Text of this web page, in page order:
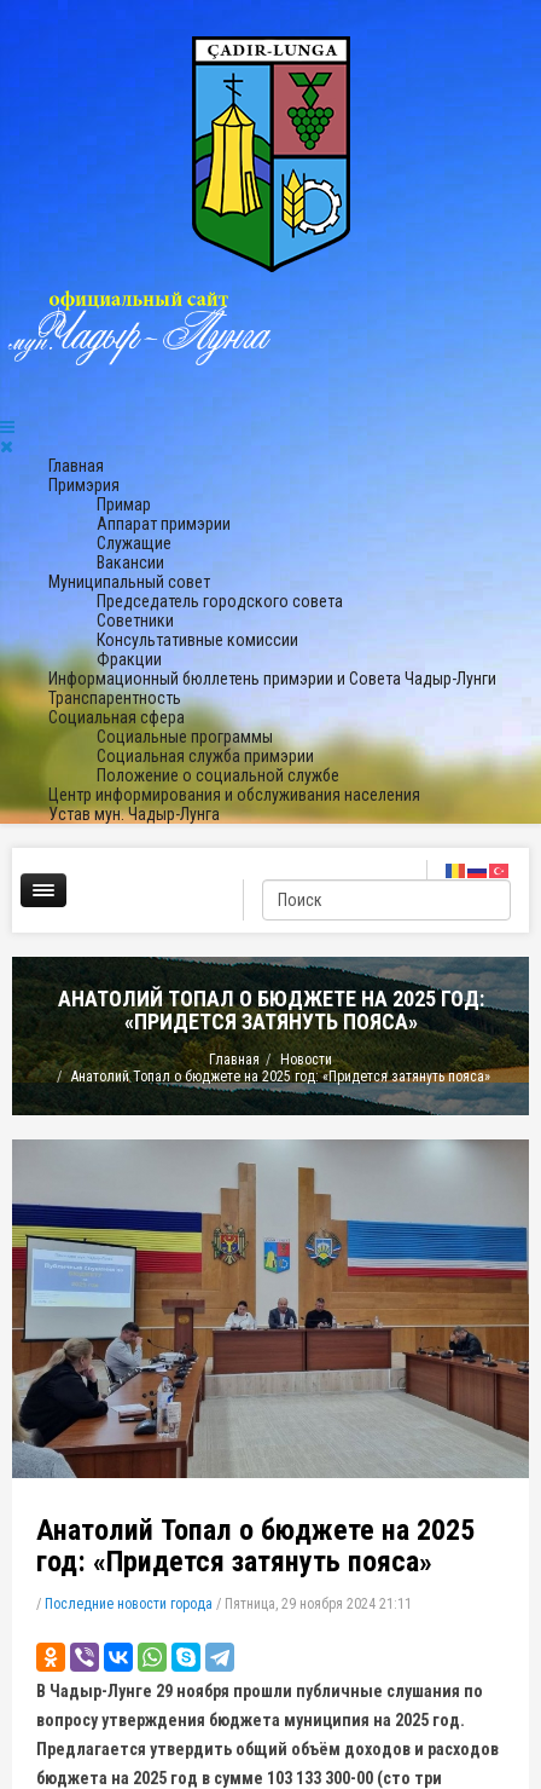
Главная
Примэрия
Примар
Аппарат примэрии
Служащие
Вакансии
Муниципальный совет
Председатель городского совета
Советники
Консультативные комиссии
Фракции
Информационный бюллетень примэрии и Совета Чадыр-Лунги
Транспарентность
Социальная сфера
Социальные программы
Социальная служба примэрии
Положение о социальной службе
Центр информирования и обслуживания населения
Устав мун. Чадыр-Лунга
АНАТОЛИЙ ТОПАЛ О БЮДЖЕТЕ НА 2025 ГОД:
«ПРИДЕТСЯ ЗАТЯНУТЬ ПОЯСА»
Главная
Новости
Анатолий Топал о бюджете на 2025 год: «Придется затянуть пояса»
Анатолий Топал о бюджете на 2025
год: «Придется затянуть пояса»
/ Последние новости города / Пятница, 29 ноября 2024 21:11
В Чадыр-Лунге 29 ноября прошли публичные слушания по
вопросу утверждения бюджета муниципия на 2025 год.
Предлагается утвердить общий объём доходов и расходов
бюджета на 2025 год в сумме 103 133 300-00 (сто три